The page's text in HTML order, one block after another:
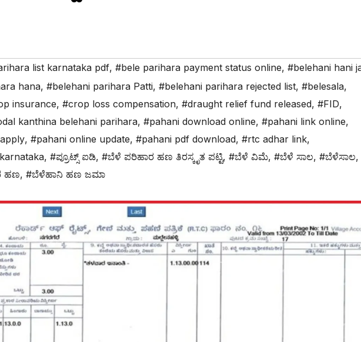
list karnataka pdf, #bele parihara payment status online, #belehani hani
hana, #belehani parihara Patti, #belehani parihara rejected list, #belesala,
insurance, #crop loss compensation, #draught relief fund released, #FID,
kanthina belehani parihara, #pahani download online, #pahani link online,
, #pahani online update, #pahani pdf download, #rtc adhar link,
, #ಪ್ರೂಟ್ಸ್ ಐಡಿ, #ಬೆಳೆ ಪರಿಹಾರ ಹಣ ತಿರಸ್ಕೃತ ಪಟ್ಟಿ, #ಬೆಳೆ ವಿಮೆ, #ಬೆಳೆ ಸಾಲ, #ಬೆಳೆಸಾಲ,
ಹಣ, #ಬೆಳೆಹಾನಿ ಹಣ ಜಮಾ